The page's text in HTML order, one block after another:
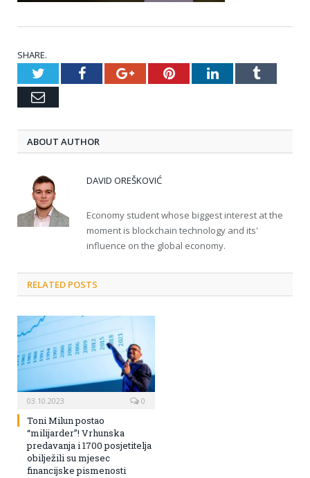
SHARE.
TwitterFacebookGoogle+PinterestLinkedInTumblr
Email
ABOUT AUTHOR
DAVID OREŠKOVIĆ
Economy student whose biggest interest at the
moment is blockchain technology and its'
influence on the global economy.
RELATED POSTS
03.10.2023 0
Toni Milun postao
“milijarder”! Vrhunska
predavanja i 1700 posjetitelja
obilježili su mjesec
financijske pismenosti